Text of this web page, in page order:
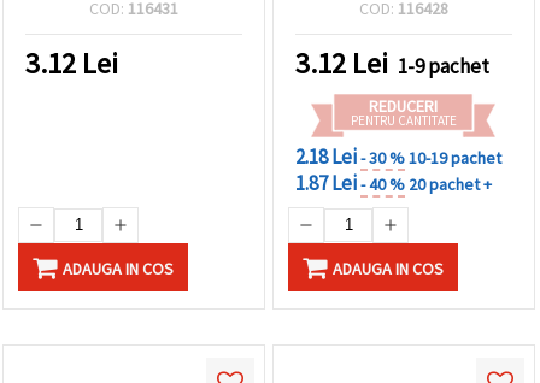
COD: 116431
3.12 Lei
ADAUGA IN COS
COD: 116428
3.12 Lei 1-9 pachet
REDUCERI
PENTRU CANTITATE
2.18 Lei- 30 %10-19 pachet
1.87 Lei- 40 % 20 pachet +
ADAUGA IN COS